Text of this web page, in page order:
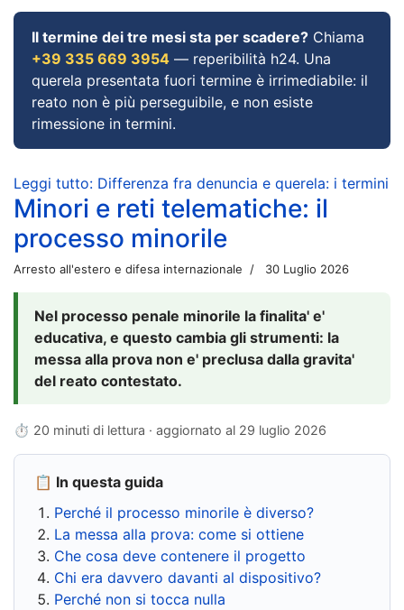
Il termine dei tre mesi sta per scadere? Chiama
+39 335 669 3954 — reperibilità h24. Una
querela presentata fuori termine è irrimediabile: il
reato non è più perseguibile, e non esiste
rimessione in termini.
Leggi tutto: Differenza fra denuncia e querela: i termini
Minori e reti telematiche: il
processo minorile
Arresto all'estero e difesa internazionale 30 Luglio 2026
Nel processo penale minorile la finalita' e'
educativa, e questo cambia gli strumenti: la
messa alla prova non e' preclusa dalla gravita'
del reato contestato.
⏱ 20 minuti di lettura · aggiornato al 29 luglio 2026
📋 In questa guida
Perché il processo minorile è diverso?
La messa alla prova: come si ottiene
Che cosa deve contenere il progetto
Chi era davvero davanti al dispositivo?
Perché non si tocca nulla